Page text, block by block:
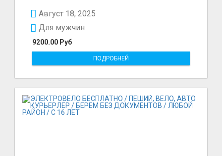
Август 18, 2025
9200.00 Руб
Для мужчин
ПОДРОБНЕЙ